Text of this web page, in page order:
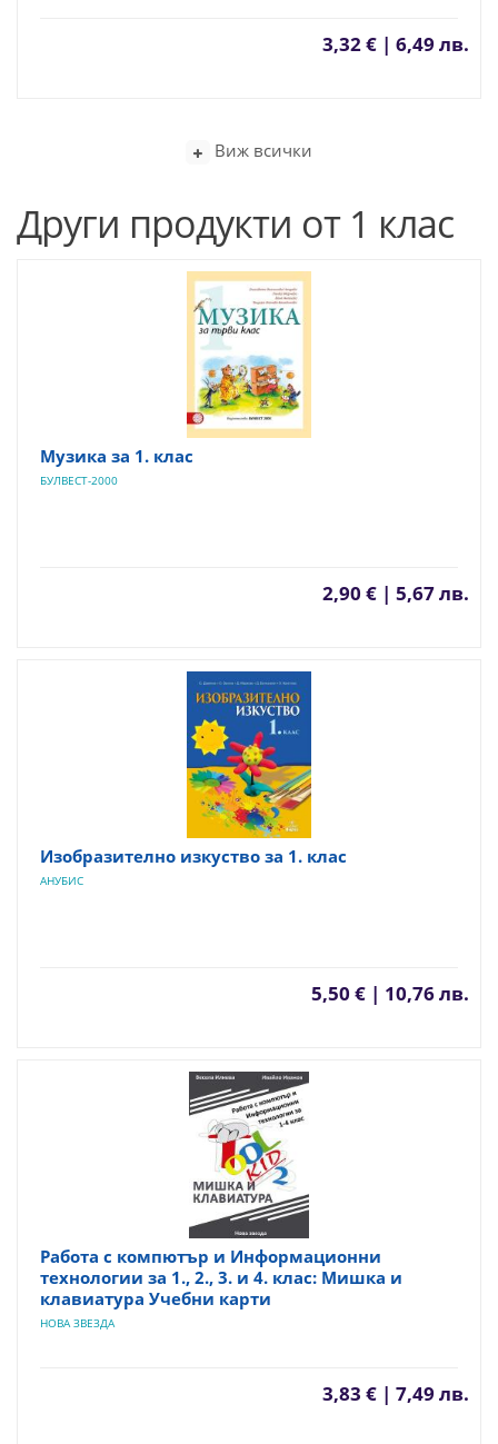
3,32 € | 6,49 лв.
Виж всички
Други продукти от 1 клас
Музика за 1. клас
БУЛВЕСТ-2000
2,90 € | 5,67 лв.
Изобразително изкуство за 1. клас
АНУБИС
5,50 € | 10,76 лв.
Работа с компютър и Информационни
технологии за 1., 2., 3. и 4. клас: Мишка и
клавиатура Учебни карти
НОВА ЗВЕЗДА
3,83 € | 7,49 лв.